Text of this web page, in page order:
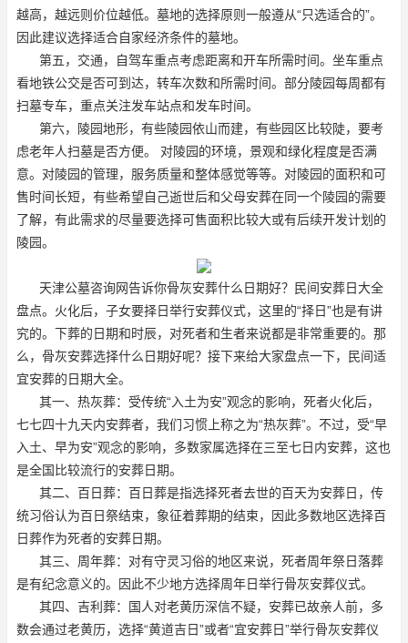
越高，越远则价位越低。墓地的选择原则一般遵从“只选适合的”。
因此建议选择适合自家经济条件的墓地。
第五，交通，自驾车重点考虑距离和开车所需时间。坐车重点
看地铁公交是否可到达，转车次数和所需时间。部分陵园每周都有
扫墓专车，重点关注发车站点和发车时间。
第六，陵园地形，有些陵园依山而建，有些园区比较陡，要考
虑老年人扫墓是否方便。 对陵园的环境，景观和绿化程度是否满
意。对陵园的管理，服务质量和整体感觉等等。对陵园的面积和可
售时间长短，有些希望自己逝世后和父母安葬在同一个陵园的需要
了解，有此需求的尽量要选择可售面积比较大或有后续开发计划的
陵园。
天津公墓咨询网告诉你骨灰安葬什么日期好？民间安葬日大全
盘点。火化后，子女要择日举行安葬仪式，这里的“择日”也是有讲
究的。下葬的日期和时辰，对死者和生者来说都是非常重要的。那
么，骨灰安葬选择什么日期好呢？接下来给大家盘点一下，民间适
宜安葬的日期大全。
其一、热灰葬：受传统“入土为安”观念的影响，死者火化后，
七七四十九天内安葬者，我们习惯上称之为“热灰葬”。不过，受“早
入土、早为安”观念的影响，多数家属选择在三至七日内安葬，这也
是全国比较流行的安葬日期。
其二、百日葬：百日葬是指选择死者去世的百天为安葬日，传
统习俗认为百日祭结束，象征着葬期的结束，因此多数地区选择百
日葬作为死者的安葬日期。
其三、周年葬：对有守灵习俗的地区来说，死者周年祭日落葬
是有纪念意义的。因此不少地方选择周年日举行骨灰安葬仪式。
其四、吉利葬：国人对老黄历深信不疑，安葬已故亲人前，多
数会通过老黄历，选择“黄道吉日”或者“宜安葬日”举行骨灰安葬仪